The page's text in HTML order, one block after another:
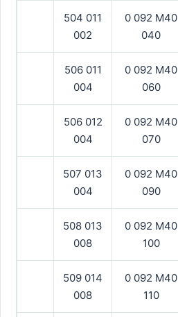
504 011
002
0 092 M40
040
506 011
004
0 092 M40
060
506 012
004
0 092 M40
070
507 013
004
0 092 M40
090
508 013
008
0 092 M40
100
509 014
008
0 092 M40
110